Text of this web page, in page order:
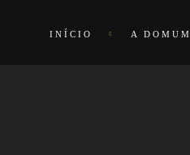
INÍCIO A DOMUM